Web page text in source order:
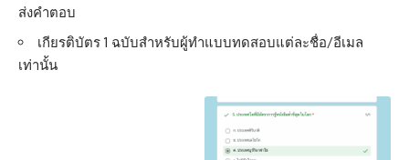
ส่งคำตอบ
เกียรติบัตร 1 ฉบับสำหรับผู้ทำแบบทดสอบแต่ละชื่อ/อีเมล
เท่านั้น